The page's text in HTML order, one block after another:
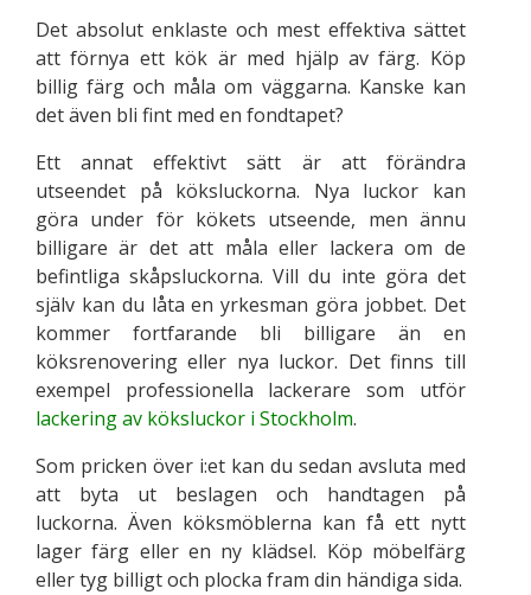
Det absolut enklaste och mest effektiva sättet
att förnya ett kök är med hjälp av färg. Köp
billig färg och måla om väggarna. Kanske kan
det även bli fint med en fondtapet?
Ett annat effektivt sätt är att förändra
utseendet på köksluckorna. Nya luckor kan
göra under för kökets utseende, men ännu
billigare är det att måla eller lackera om de
befintliga skåpsluckorna. Vill du inte göra det
själv kan du låta en yrkesman göra jobbet. Det
kommer fortfarande bli billigare än en
köksrenovering eller nya luckor. Det finns till
exempel professionella lackerare som utför
lackering av köksluckor i Stockholm.
Som pricken över i:et kan du sedan avsluta med
att byta ut beslagen och handtagen på
luckorna. Även köksmöblerna kan få ett nytt
lager färg eller en ny klädsel. Köp möbelfärg
eller tyg billigt och plocka fram din händiga sida.